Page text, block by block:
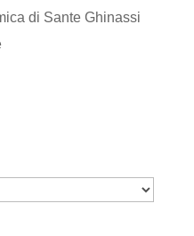
di Sante Ghinassi